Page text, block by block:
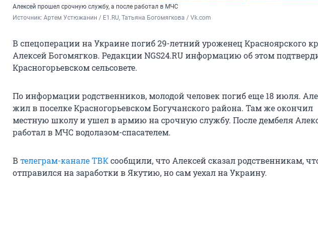
Алексей прошел срочную службу, а после работал в МЧС
Источник: Артем Устюжанин / E1.RU, Татьяна Богомягкова / Vk.com
В спецоперации на Украине погиб 29-летний уроженец Красноярского
Алексей Богомягков. Редакции NGS24.RU информацию об этом
Красногорьевском сельсовете.
По информации родственников, молодой человек погиб еще 18 июля.
жил в поселке Красногорьевском Богучанского района. Там же окончил
местную школу и ушел в армию на срочную службу. После дембеля
работал в МЧС водолазом-спасателем.
В телеграм-канале ТВКсообщили, что Алексей сказал родственникам,
отправился на заработки в Якутию, но сам уехал на Украину.